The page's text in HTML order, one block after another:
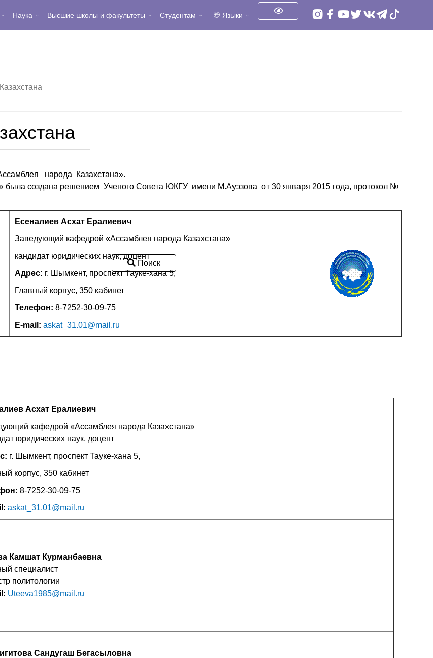
Наука Высшие школы и факультеты Студентам Языки
Поиск
народа Казахстана».
создана решением Ученого Совета ЮКГУ имени М.Ауэзова от 30 января 2015 года, протокол №
Есеналиев Асхат Ералиевич
Заведующий кафедрой «Ассамблея народа Казахстана»
кандидат юридических наук, доцент
Адрес: г. Шымкент, проспект Тауке-хана 5,
Главный корпус, 350 кабинет
Телефон: 8-7252-30-09-75
E-mail: askat_31.01@mail.ru
Асхат Ералиевич
кафедрой «Ассамблея народа Казахстана»
юридических наук, доцент
г. Шымкент, проспект Тауке-хана 5,
корпус, 350 кабинет
8-7252-30-09-75
askat_31.01@mail.ru
Камшат Курманбаевна
специалист
политологии
Uteeva1985@mail.ru
Сандугаш Бегасыловна